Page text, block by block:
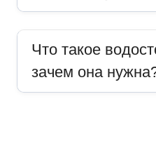
Что такое
зачем она